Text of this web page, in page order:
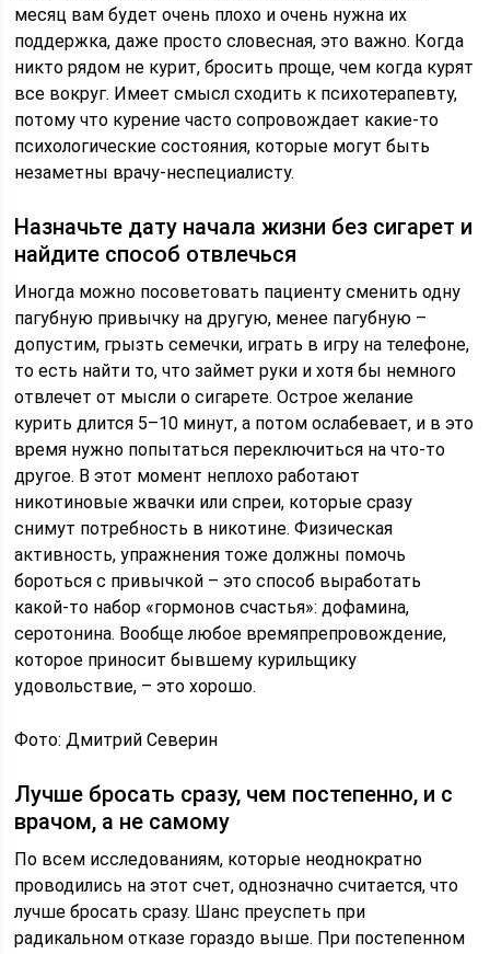
месяц вам будет очень плохо и очень нужна их
поддержка, даже просто словесная, это важно. Когда
никто рядом не курит, бросить проще, чем когда курят
все вокруг. Имеет смысл сходить к психотерапевту,
потому что курение часто сопровождает какие-то
психологические состояния, которые могут быть
незаметны врачу-неспециалисту.
Назначьте дату начала жизни без сигарет и
найдите способ отвлечься
Иногда можно посоветовать пациенту сменить одну
пагубную привычку на другую, менее пагубную –
допустим, грызть семечки, играть в игру на телефоне,
то есть найти то, что займет руки и хотя бы немного
отвлечет от мысли о сигарете. Острое желание
курить длится 5–10 минут, а потом ослабевает, и в это
время нужно попытаться переключиться на что-то
другое. В этот момент неплохо работают
никотиновые жвачки или спреи, которые сразу
снимут потребность в никотине. Физическая
активность, упражнения тоже должны помочь
бороться с привычкой – это способ выработать
какой-то набор «гормонов счастья»: дофамина,
серотонина. Вообще любое времяпрепровождение,
которое приносит бывшему курильщику
удовольствие, – это хорошо.
Фото: Дмитрий Северин
Лучше бросать сразу, чем постепенно, и с
врачом, а не самому
По всем исследованиям, которые неоднократно
проводились на этот счет, однозначно считается, что
лучше бросать сразу. Шанс преуспеть при
радикальном отказе гораздо выше. При постепенном